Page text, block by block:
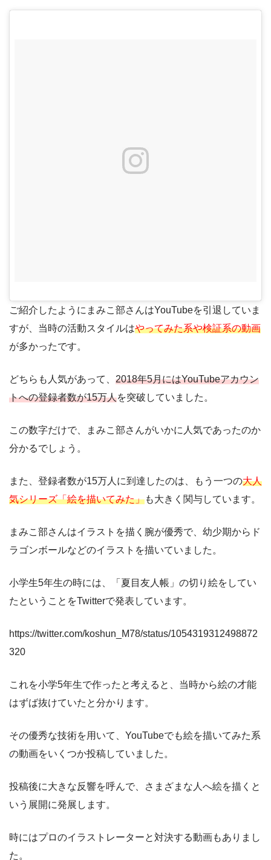
ご紹介したようにまみこ部さんはYouTubeを引退していま
すが、当時の活動スタイルはやってみた系や検証系の動画
が多かったです。
どちらも人気があって、 2018年5月にはYouTubeアカウン
トへの登録者数が15万人を突破していました。
この数字だけで、まみこ部さんがいかに人気であったのか
分かるでしょう。
また、登録者数が15万人に到達したのは、もう一つの大人
気シリーズ「絵を描いてみた」も大きく関与しています。
まみこ部さんはイラストを描く腕が優秀で、幼少期からド
ラゴンボールなどのイラストを描いていました。
小学生5年生の時には、「夏目友人帳」の切り絵をしてい
たということをTwitterで発表しています。
https://twitter.com/koshun_M78/status/1054319312498872
320
これを小学5年生で作ったと考えると、当時から絵の才能
はずば抜けていたと分かります。
その優秀な技術を用いて、YouTubeでも絵を描いてみた系
の動画をいくつか投稿していました。
投稿後に大きな反響を呼んで、さまざまな人へ絵を描くと
いう展開に発展します。
時にはプロのイラストレーターと対決する動画もありまし
た。